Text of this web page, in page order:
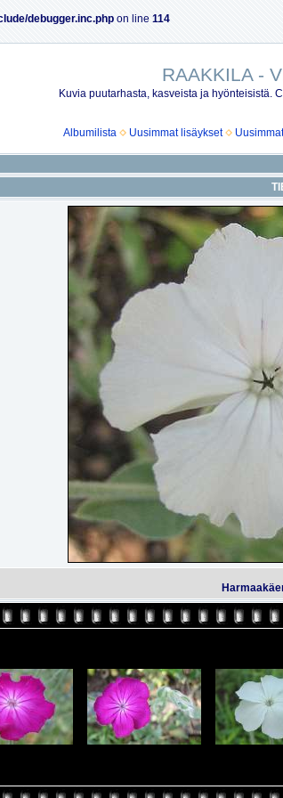
debugger.inc.php on line 114
RAAKKILA -
Kuvia puutarhasta, kasveista ja hyönteisistä.
Albumilista
Uusimmat lisäykset